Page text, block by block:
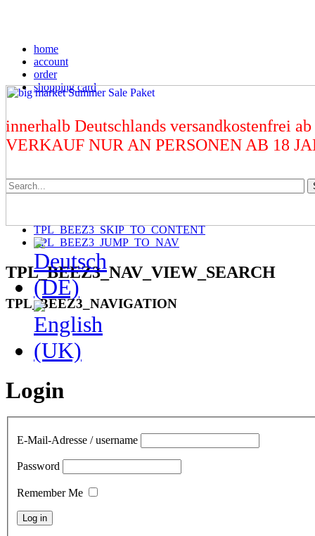
home
account
order
shopping card
innerhalb Deutschlands versandkostenfrei
VERKAUF NUR AN PERSONEN AB 18
TPL_BEEZ3_SKIP_TO_CONTENT
TPL_BEEZ3_JUMP_TO_NAV
TPL_BEEZ3_NAV_VIEW_SEARCH
TPL_BEEZ3_NAVIGATION
Login
E-Mail-Adresse / username
Password
Remember Me